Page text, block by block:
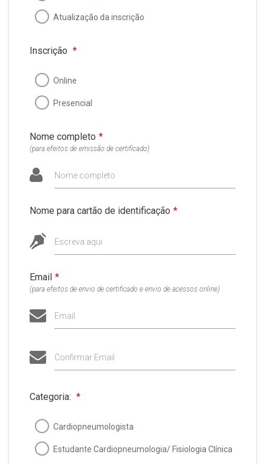
Atualização da inscrição
Inscrição *
Online
Presencial
Nome completo *
(para efeitos de emissão de certificado)
Nome completo
Nome para cartão de identificação *
Escreva aqui
Email *
(para efeitos de envio de certificado e envio de acessos online)
Email
Confirmar Email
Categoria: *
Cardiopneumologista
Estudante Cardiopneumologia/ Fisiologia Clínica